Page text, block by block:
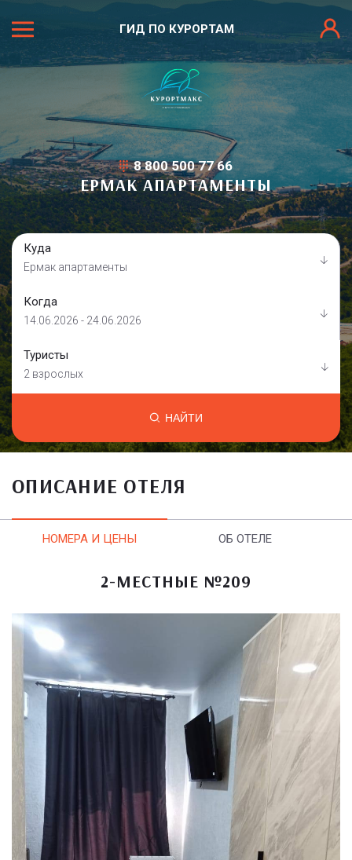
ГИД ПО КУРОРТАМ
8 800 500 77 66
ЕРМАК АПАРТАМЕНТЫ
Куда
Ермак апартаменты
Когда
14.06.2026 - 24.06.2026
Туристы
2 взрослых
НАЙТИ
ОПИСАНИЕ ОТЕЛЯ
НОМЕРА И ЦЕНЫ ОБ ОТЕЛЕ
2-МЕСТНЫЕ №209